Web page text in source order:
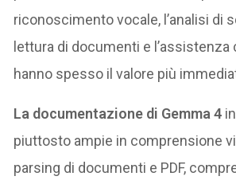
riconoscimento vocale, l’analisi di
lettura di documenti e l’assistenza
hanno spesso il valore più
La documentazione di Gemma 4
piuttosto ampie in comprensione
parsing di documenti e PDF,